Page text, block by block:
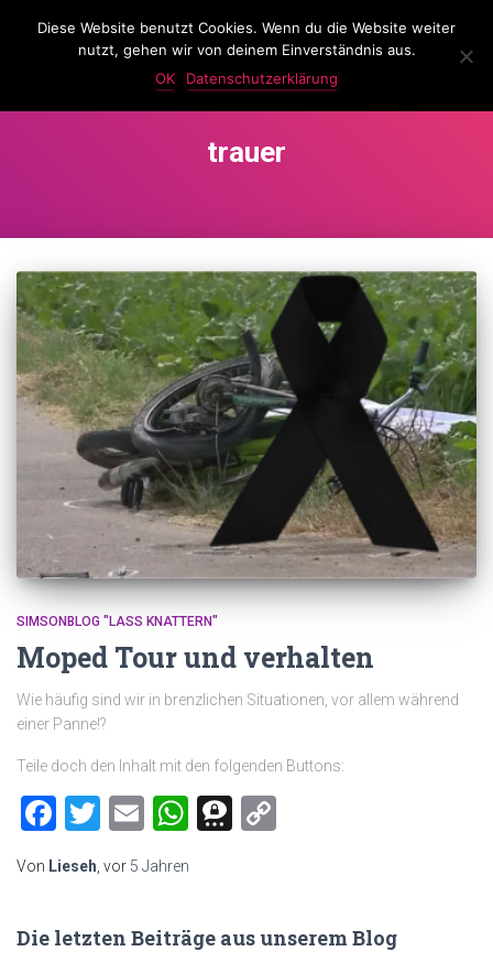
LassKnattern
trauer
SIMSONBLOG "LASS KNATTERN"
Moped Tour und verhalten
Wie häufig sind wir in brenzlichen Situationen, vor allem während
einer Panne!?
Teile doch den Inhalt mit den folgenden Buttons:
Facebook
Twitter
EmailWhatsApp
Threema
Von Lieseh , vor 5 Jahren
Die letzten Beiträge aus unserem Blog
Diese Website benutzt Cookies. Wenn du die Website weiter
nutzt, gehen wir von deinem Einverständnis aus.
OK
Datenschutzerklärung